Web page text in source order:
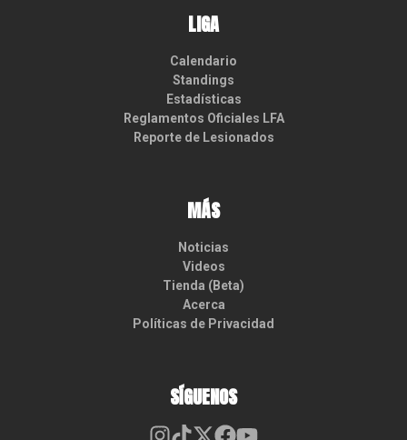
LIGA
Calendario
Standings
Estadísticas
Reglamentos Oficiales LFA
Reporte de Lesionados
MÁS
Noticias
Videos
Tienda (Beta)
Acerca
Políticas de Privacidad
SÍGUENOS